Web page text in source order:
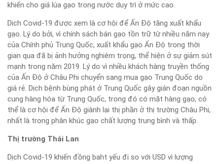
khiến cho giá lúa gạo trong nước duy trì ở mức cao.
Dịch Covid-19 được xem là cơ hội để Ấn Độ tăng xuất khẩu
gạo. Lý do bởi, vì chính sách bán gạo tồn trữ từ nhiều năm nay
của Chính phủ Trung Quốc, xuất khẩu gạo Ấn Độ trong thời
gian qua đã bị ảnh hưởng nghiêm trọng, thể hiện ở sự giảm sút
mạnh trong năm 2019. Lý do vì nhiều khách hàng truyền thống
của Ấn Độ ở Châu Phi chuyển sang mua gạo Trung Quốc do
giá rẻ. Dịch bệnh bùng phát ở Trung Quốc gây gián đoạn nguồn
cung hàng hóa từ Trung Quốc, trong đó có mặt hàng gạo, có
thể là cơ hội để Ấn Độ giành lại thị phần ở thị trường Châu Phi,
nhất là trong phân khúc gạo chất lượng trung bình và thấp.
Thị trường Thái Lan
Dịch Covid-19 khiến đồng baht yếu đi so với USD vì lượng